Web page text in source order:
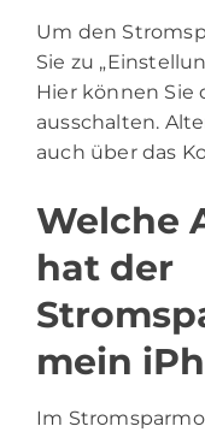
Um den
Sie zu
Hier können Sie
ausschalten.
auch über das
Welche
hat der
mein
Im